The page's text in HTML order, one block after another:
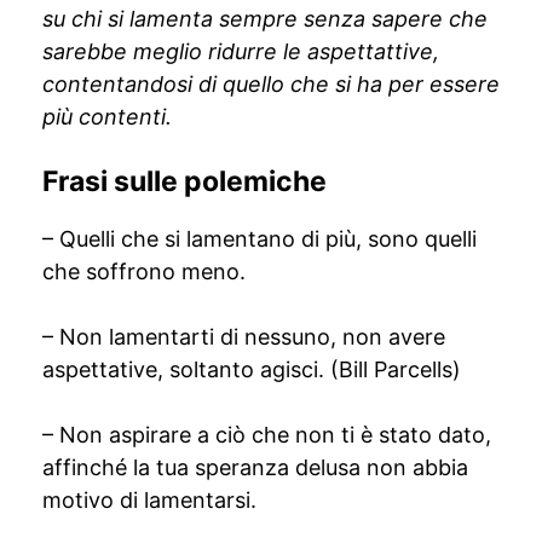
su chi si lamenta sempre senza sapere che
sarebbe meglio ridurre le aspettattive,
contentandosi di quello che si ha per essere
più contenti.
Frasi sulle polemiche
– Quelli che si lamentano di più, sono quelli
che soffrono meno.
– Non lamentarti di nessuno, non avere
aspettative, soltanto agisci. (Bill Parcells)
– Non aspirare a ciò che non ti è stato dato,
affinché la tua speranza delusa non abbia
motivo di lamentarsi.